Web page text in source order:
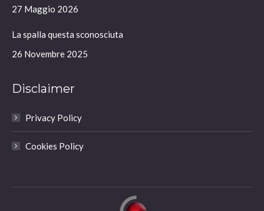
windowwindowwindowwindow
27 Maggio 2026
La spalla questa sconosciuta
26 Novembre 2025
Disclaimer
Privacy Policy
Cookies Policy